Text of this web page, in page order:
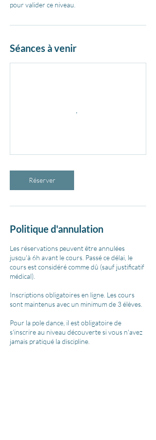
pour valider ce niveau.
Séances à venir
Réserver
Politique d'annulation
Les réservations peuvent être annulées
jusqu'à 6h avant le cours. Passé ce délai, le
cours est considéré comme dû (sauf justificatif
médical).
Inscriptions obligatoires en ligne. Les cours
sont maintenus avec un minimum de 3 élèves.
Pour la pole dance, il est obligatoire de
s'inscrire au niveau découverte si vous n'avez
jamais pratiqué la discipline.